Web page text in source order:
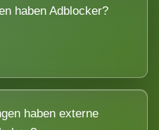
haben Adblocker?
haben externe